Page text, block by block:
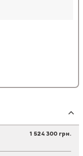
1 524 300 грн.